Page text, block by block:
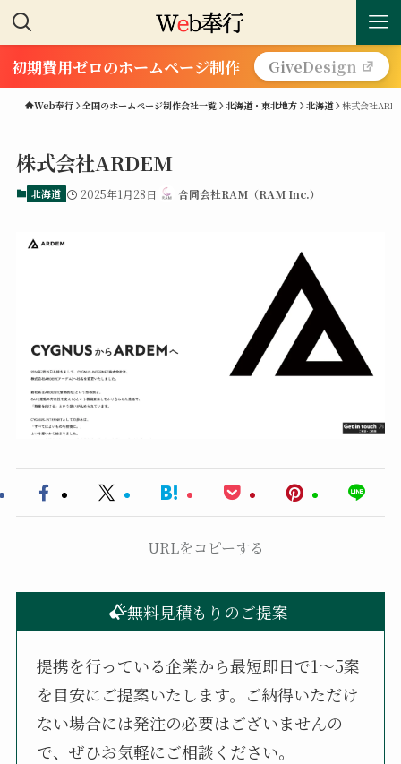
初期費用ゼロのホームページ制作 GiveDesign
Web奉行 全国のホームページ制作会社一覧 北海道・東北地方 北海道 株式会社
株式会社ARDEM
北海道 2025年1月28日 合同会社RAM（RAM Inc.）
URLをコピーする
無料見積もりのご提案
提携を行っている企業から最短即日で1〜5案
を目安にご提案いたします。ご納得いただけ
ない場合には発注の必要はございませんの
で、ぜひお気軽にご相談ください。